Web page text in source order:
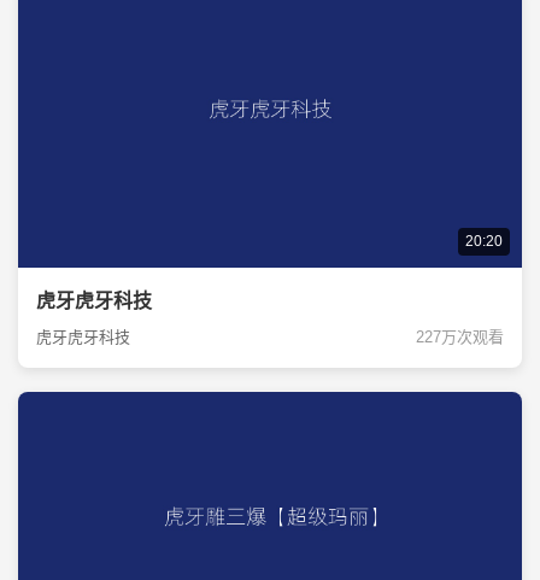
20:20
虎牙虎牙科技
虎牙虎牙科技 227万次观看